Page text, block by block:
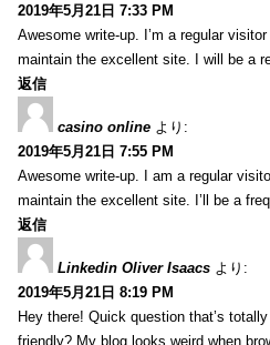
2019年5月21日 7:33 PM
Awesome write-up. I’m a regular
maintain the excellent site. I will be a
返信
casino online より:
2019年5月21日 7:55 PM
Awesome write-up. I am a regular
maintain the excellent site. I’ll be a
返信
Linkedin Oliver Isaacs より:
2019年5月21日 8:19 PM
Hey there! Quick question that’s
friendly? My blog looks weird when